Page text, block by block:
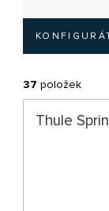
37 položek
Thule